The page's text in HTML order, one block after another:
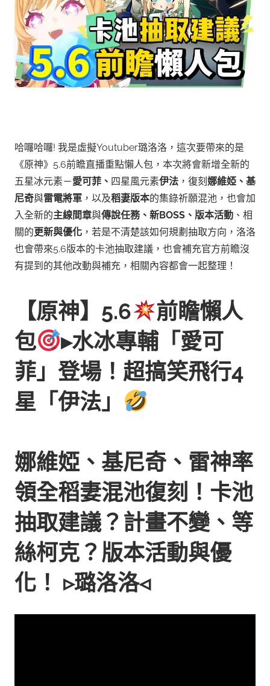
哈囉哈囉! 我是虛擬Youtuber璐洛洛，這次要帶來的是
《原神》5.6前瞻直播重點懶人包，本次將會新增全新的
五星冰元素－愛可菲、 四星風元素伊法 ，復刻 娜維婭、基
尼奇與雷電將軍 ，以及稻妻版本的集錄祈願混池，也會加
入全新的主線間章與傳說任務、新BOSS、版本活動 、相
關的更新與優化 ，若是不清楚該如何規劃抽取方向，洛洛
也會帶來5.6版本的卡池抽取建議，也會補充官方前瞻沒
有提到的其他改動與補充，相關內容都會一起整理！
【原神】5.6
前瞻懶人
包
▸水冰專輔「愛可
菲」登場！超搞笑飛行4
星「伊法」
娜維婭、基尼奇、雷神率
領全稻妻混池復刻！卡池
抽取建議？計畫不變、等
絲柯克？版本活動與優
化！ ▹璐洛洛◃